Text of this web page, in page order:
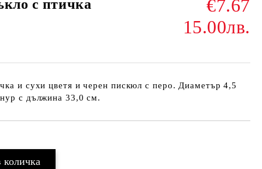
с птичка
€7.67
15.00лв.
и сухи цветя и черен пискюл с перо. Диаметър 4,5
с дължина 33,0 см.